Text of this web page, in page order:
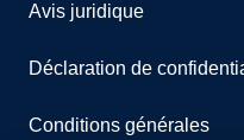
Avis juridique
Déclaration de
Conditions générales